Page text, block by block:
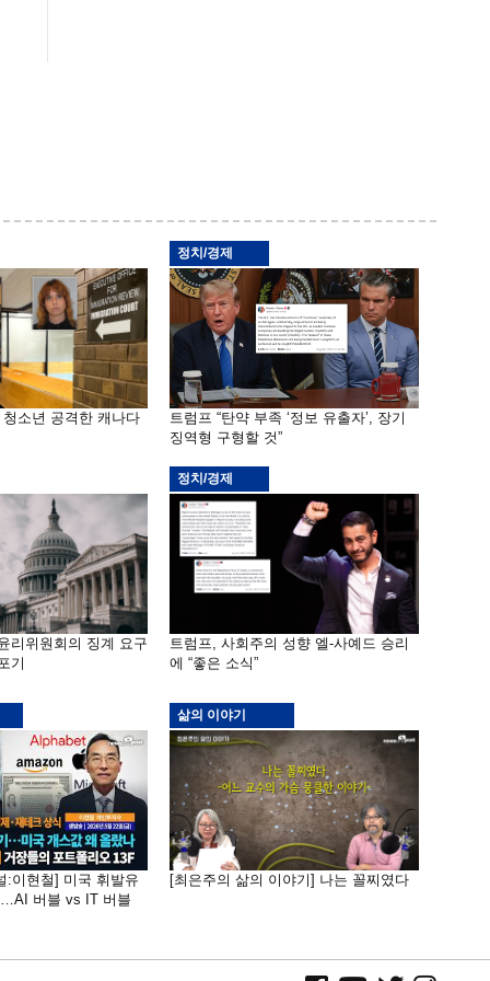
청소년 공격한 캐나다
정치/경제
트럼프 “탄약 부족 ‘정보 유출자’, 장기
징역형 구형할 것”
리위원회의 징계 요구
기
정치/경제
트럼프, 사회주의 성향 엘-사예드 승리
에 “좋은 소식”
:이현철] 미국 휘발유
버블 vs IT 버블
삶의 이야기
[최은주의 삶의 이야기] 나는 꼴찌였다